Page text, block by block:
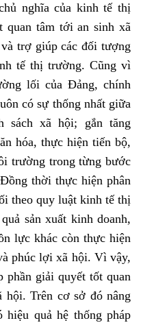
nghĩa của kinh tế thị
quan tâm tới an sinh xã
trợ giúp các đối tượng
tế thị trường. Cũng vì
lối của Đảng, chính
có sự thống nhất giữa
sách xã hội; gắn tăng
hóa, thực hiện tiến bộ,
trường trong từng bước
thời thực hiện phân
theo quy luật kinh tế thị
sản xuất kinh doanh,
lực khác còn thực hiện
phúc lợi xã hội. Vì vậy,
phần giải quyết tốt quan
Trên cơ sở đó nâng
quả hệ thống pháp